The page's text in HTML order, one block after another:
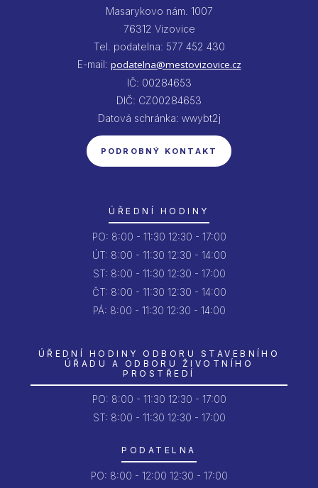
Masarykovo nám. 1007
76312 Vizovice
Tel. podatelna: 577 452 430
E-mail: podatelna@mestovizovice.cz
IČ: 00284653
DIČ: CZ00284653
Datová schránka: wwybt2j
PODROBNÝ KONTAKT
ÚŘEDNÍ HODINY
PO: 8:00 - 11:30 12:30 - 17:00
ÚT: 8:00 - 11:30 12:30 - 14:00
ST: 8:00 - 11:30 12:30 - 17:00
ČT: 8:00 - 11:30 12:30 - 14:00
PÁ: 8:00 - 11:30 12:30 - 14:00
ÚŘEDNÍ HODINY ODBORU STAVEBNÍHO
ÚŘADU A ODBORU ŽIVOTNÍHO
PROSTŘEDÍ
PO: 8:00 - 11:30 12:30 - 17:00
ST: 8:00 - 11:30 12:30 - 17:00
PODATELNA
PO: 8:00 - 12:00 12:30 - 17:00